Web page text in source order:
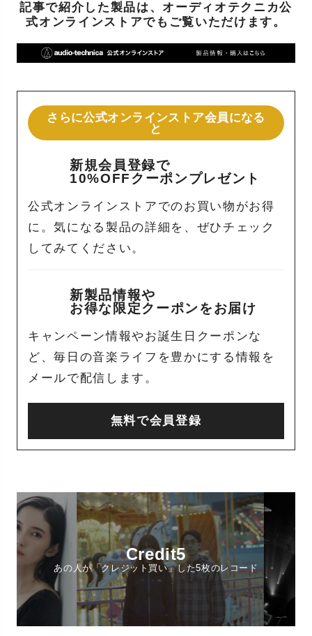
記事で紹介した製品は、オーディオテクニカ公
式オンラインストアでもご覧いただけます。
さらに公式オンラインストア会員になる
と
新規会員登録で
10%OFFクーポンプレゼント
公式オンラインストアでのお買い物がお得
に。気になる製品の詳細を、ぜひチェック
してみてください。
新製品情報や
お得な限定クーポンをお届け
キャンペーン情報やお誕生日クーポンな
ど、毎日の音楽ライフを豊かにする情報を
メールで配信します。
無料で会員登録
Credit5
あの人が「クレジット買い」した5枚のレコード